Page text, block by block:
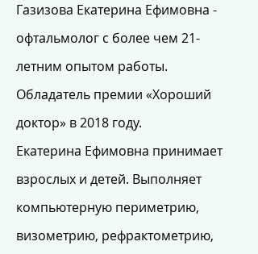
Газизова Екатерина Ефимовна -
офтальмолог с более чем 21-
летним опытом работы.
Обладатель премии «Хороший
доктор» в 2018 году.
Екатерина Ефимовна принимает
взрослых и детей. Выполняет
компьютерную периметрию,
визометрию, рефрактометрию,